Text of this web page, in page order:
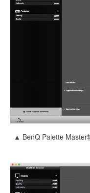
▲ BenQ Palette Master